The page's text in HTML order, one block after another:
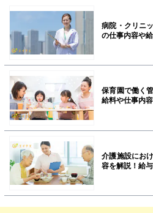
病院・クリニ
の仕事内容や
保育園で働く
給料や仕事内
介護施設にお
容を解説！給